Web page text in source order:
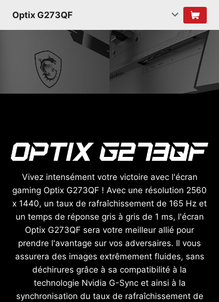
Optix G273QF
Vivez intensément votre victoire avec l'écran
gaming Optix G273QF ! Avec une résolution 2560
x 1440, un taux de rafraîchissement de 165 Hz et
un temps de réponse gris à gris de 1 ms, l'écran
Optix G273QF sera votre meilleur allié pour
prendre l'avantage sur vos adversaires. Il vous
assurera des images extrêmement fluides, sans
déchirures grâce à sa compatibilité à la
technologie Nvidia G-Sync et ainsi à la
synchronisation du taux de rafraîchissement de